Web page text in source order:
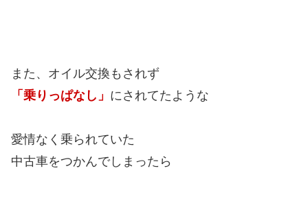
また、オイル交換もされず
「乗りっぱなし」 にされてたような
愛情なく乗られていた
中古車をつかんでしまったら